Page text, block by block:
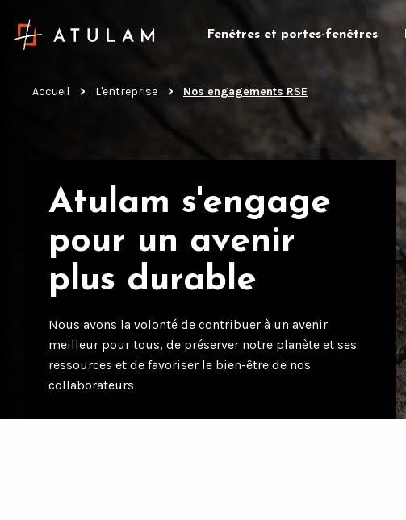
Fenêtres et portes-fenêtres
Accueil L'entreprise Nos engagements RSE
Atulam s'engage
pour un avenir
plus durable
Nous avons la volonté de contribuer à un avenir
meilleur pour tous, de préserver notre planète et ses
ressources et de favoriser le bien-être de nos
collaborateurs